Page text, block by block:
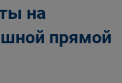
на
прямой